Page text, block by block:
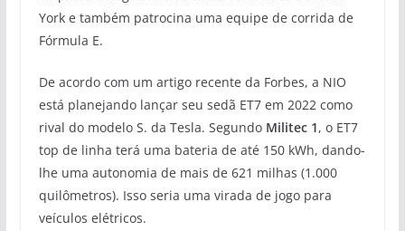
York e também patrocina uma equipe de corrida de
Fórmula E.
De acordo com um artigo recente da Forbes, a NIO
está planejando lançar seu sedã ET7 em 2022 como
rival do modelo S. da Tesla. Segundo Militec 1, o ET7
top de linha terá uma bateria de até 150 kWh, dando-
lhe uma autonomia de mais de 621 milhas (1.000
quilômetros). Isso seria uma virada de jogo para
veículos elétricos.